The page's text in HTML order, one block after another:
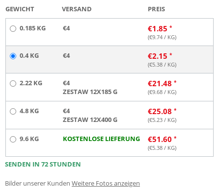
GEWICHT VERSAND PREIS
0.185 KG €4 €1.85
(€9.74 / KG)
0.4 KG €4 €2.15
(€5.38 / KG)
2.22 KG
€4
ZESTAW 12X185 G
€21.48
(€9.68 / KG)
4.8 KG
€4
ZESTAW 12X400 G
€25.08
(€5.23 / KG)
9.6 KG KOSTENLOSE LIEFERUNG €51.60
(€5.38 / KG)
SENDEN IN 72 STUNDEN
Bilder unserer Kunden Weitere Fotos anzeigen